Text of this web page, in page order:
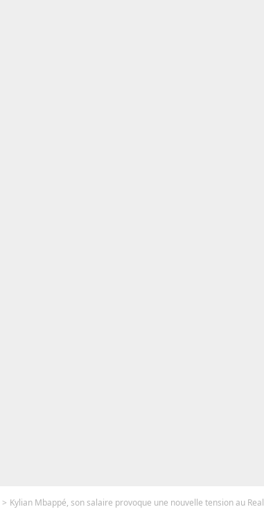
Kylian Mbappé, son salaire provoque une nouvelle tension au